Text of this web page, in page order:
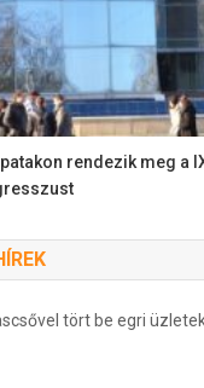
rendezik meg a
tört be egri